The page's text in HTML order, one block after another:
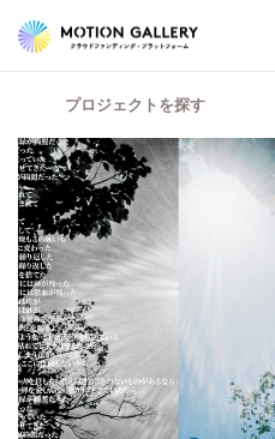
プロジェクトを探す